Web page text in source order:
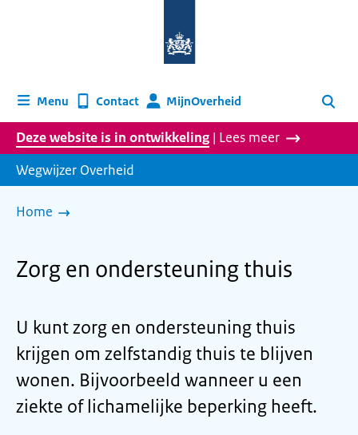
homepage
Menu Contact MijnOverheid Zoeken
Deze website is in ontwikkeling | Lees meer
Wegwijzer Overheid
Home
Zorg en ondersteuning thuis
U kunt zorg en ondersteuning thuis
krijgen om zelfstandig thuis te blijven
wonen. Bijvoorbeeld wanneer u een
ziekte of lichamelijke beperking heeft.